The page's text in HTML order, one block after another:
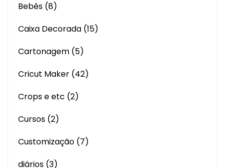
Bebês (8)
Caixa Decorada (15)
Cartonagem (5)
Cricut Maker (42)
Crops e etc (2)
Cursos (2)
Customização (7)
diários (3)